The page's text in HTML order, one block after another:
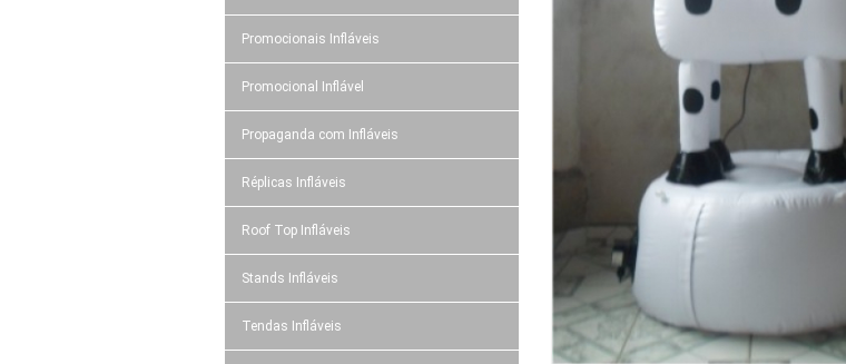
Promocionais Infláveis
Promocional Inflável
Propaganda com Infláveis
Réplicas Infláveis
Roof Top Infláveis
Stands Infláveis
Tendas Infláveis